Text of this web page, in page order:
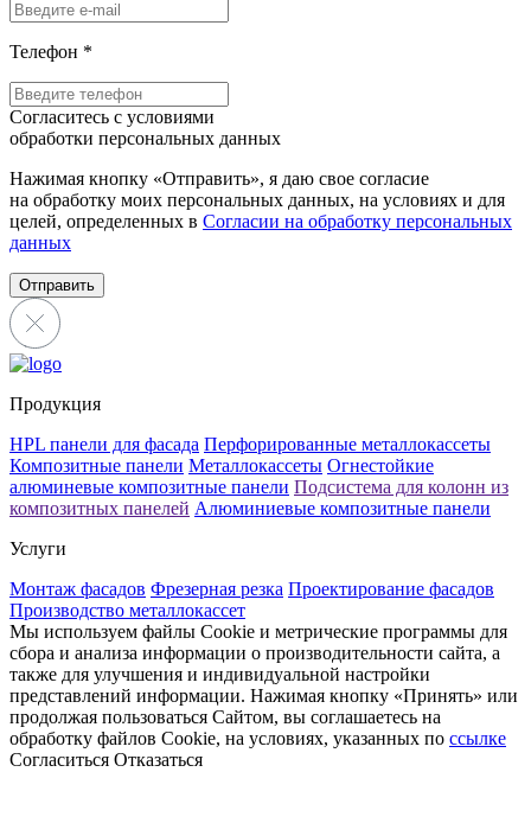
Телефон *
Согласитесь с условиями
обработки персональных данных
Нажимая кнопку «Отправить», я даю свое согласие
на обработку моих персональных данных, на условиях и для
целей, определенных в Согласии на обработку персональных
данных
Отправить
Продукция
HPL панели для фасада Перфорированные металлокассеты
Композитные панели Металлокассеты Огнестойкие
алюминевые композитные панели Подсистема для колонн из
композитных панелей Алюминиевые композитные панели
Услуги
Монтаж фасадов Фрезерная резка Проектирование фасадов
Производство металлокассет
Мы используем файлы Cookie и метрические программы для
сбора и анализа информации о производительности сайта, а
также для улучшения и индивидуальной настройки
представлений информации. Нажимая кнопку «Принять» или
продолжая пользоваться Сайтом, вы соглашаетесь на
обработку файлов Cookie, на условиях, указанных по ссылке
Согласиться Отказаться